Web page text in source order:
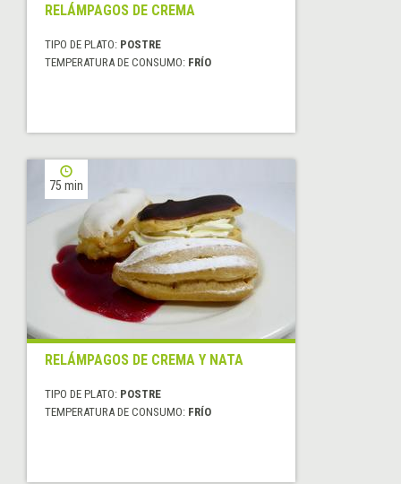
RELÁMPAGOS DE CREMA
TIPO DE PLATO: POSTRE
TEMPERATURA DE CONSUMO: FRÍO
75 min
RELÁMPAGOS DE CREMA Y NATA
TIPO DE PLATO: POSTRE
TEMPERATURA DE CONSUMO: FRÍO